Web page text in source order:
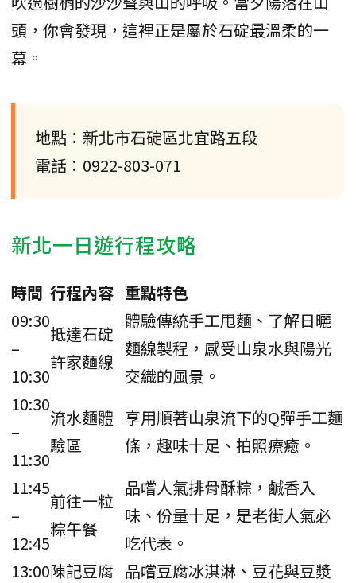
頭，你會發現，這裡正是屬於石碇最溫柔的一
幕。
地點：新北市石碇區北宜路五段
電話：0922-803-071
新北一日遊行程攻略
時間 行程內容 重點特色
09:30
–
10:30
抵達石碇
許家麵線
體驗傳統手工甩麵、了解日曬
麵線製程，感受山泉水與陽光
交織的風景。
10:30
–
11:30
流水麵體
驗區
享用順著山泉流下的Q彈手工麵
條，趣味十足、拍照療癒。
11:45
–
12:45
前往一粒
粽午餐
品嚐人氣排骨酥粽，鹹香入
味、份量十足，是老街人氣必
吃代表。
13:00陳記豆腐 品嚐豆腐冰淇淋、豆花與豆漿